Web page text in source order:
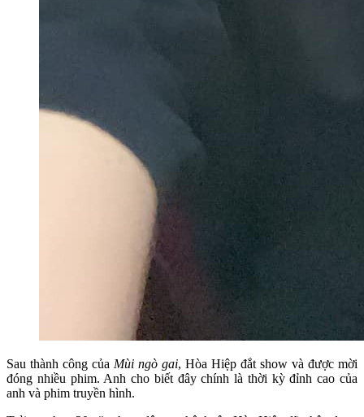
Sau thành công của Mùi ngò gai, Hòa Hiệp đắt show và được mời
đóng nhiều phim. Anh cho biết đây chính là thời kỳ đỉnh cao của
anh và phim truyền hình.